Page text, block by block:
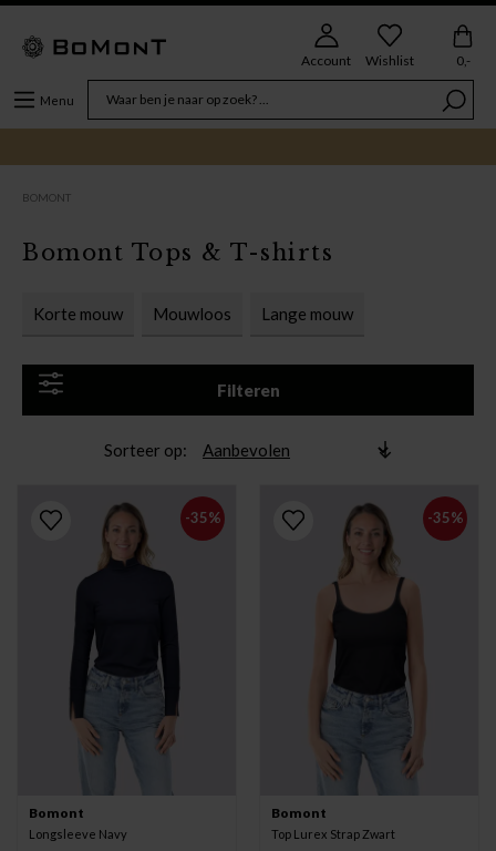
Menu
Account Wishlist 0,-
BOMONT
Korte mouw Mouwloos Lange mouw
Filteren
Bomont Tops & T-shirts
Sorteer op
-35%
Bomont
Longsleeve Navy
-35%
Bomont
Top Lurex Strap Zwart